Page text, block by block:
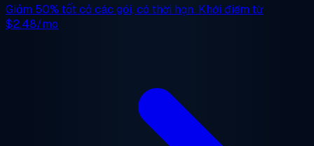
Giảm 50% tất cả các gói, có thời hạn. Khởi điểm từ
$2.48/mo